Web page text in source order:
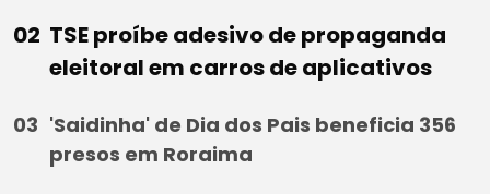
TSE proíbe adesivo de propaganda
eleitoral em carros de aplicativos
'Saidinha' de Dia dos Pais beneficia 356
presos em Roraima